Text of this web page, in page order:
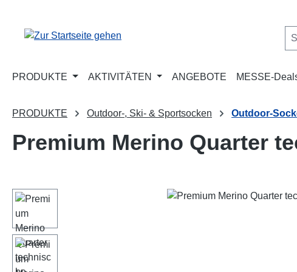
PRODUKTE AKTIVITÄTEN ANGEBOTE MESSE-
PRODUKTE Outdoor-, Ski- & Sportsocken Outdoor-
Premium Merino Quarter
Bildergalerie überspringen